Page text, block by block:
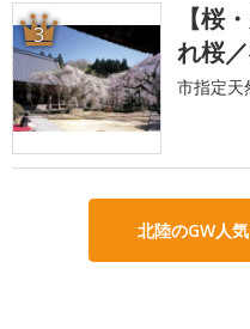
3
【桜
れ桜
市指定天
北陸のGW人